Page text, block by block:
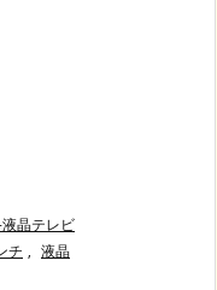
晶テレビ
チ , 液晶